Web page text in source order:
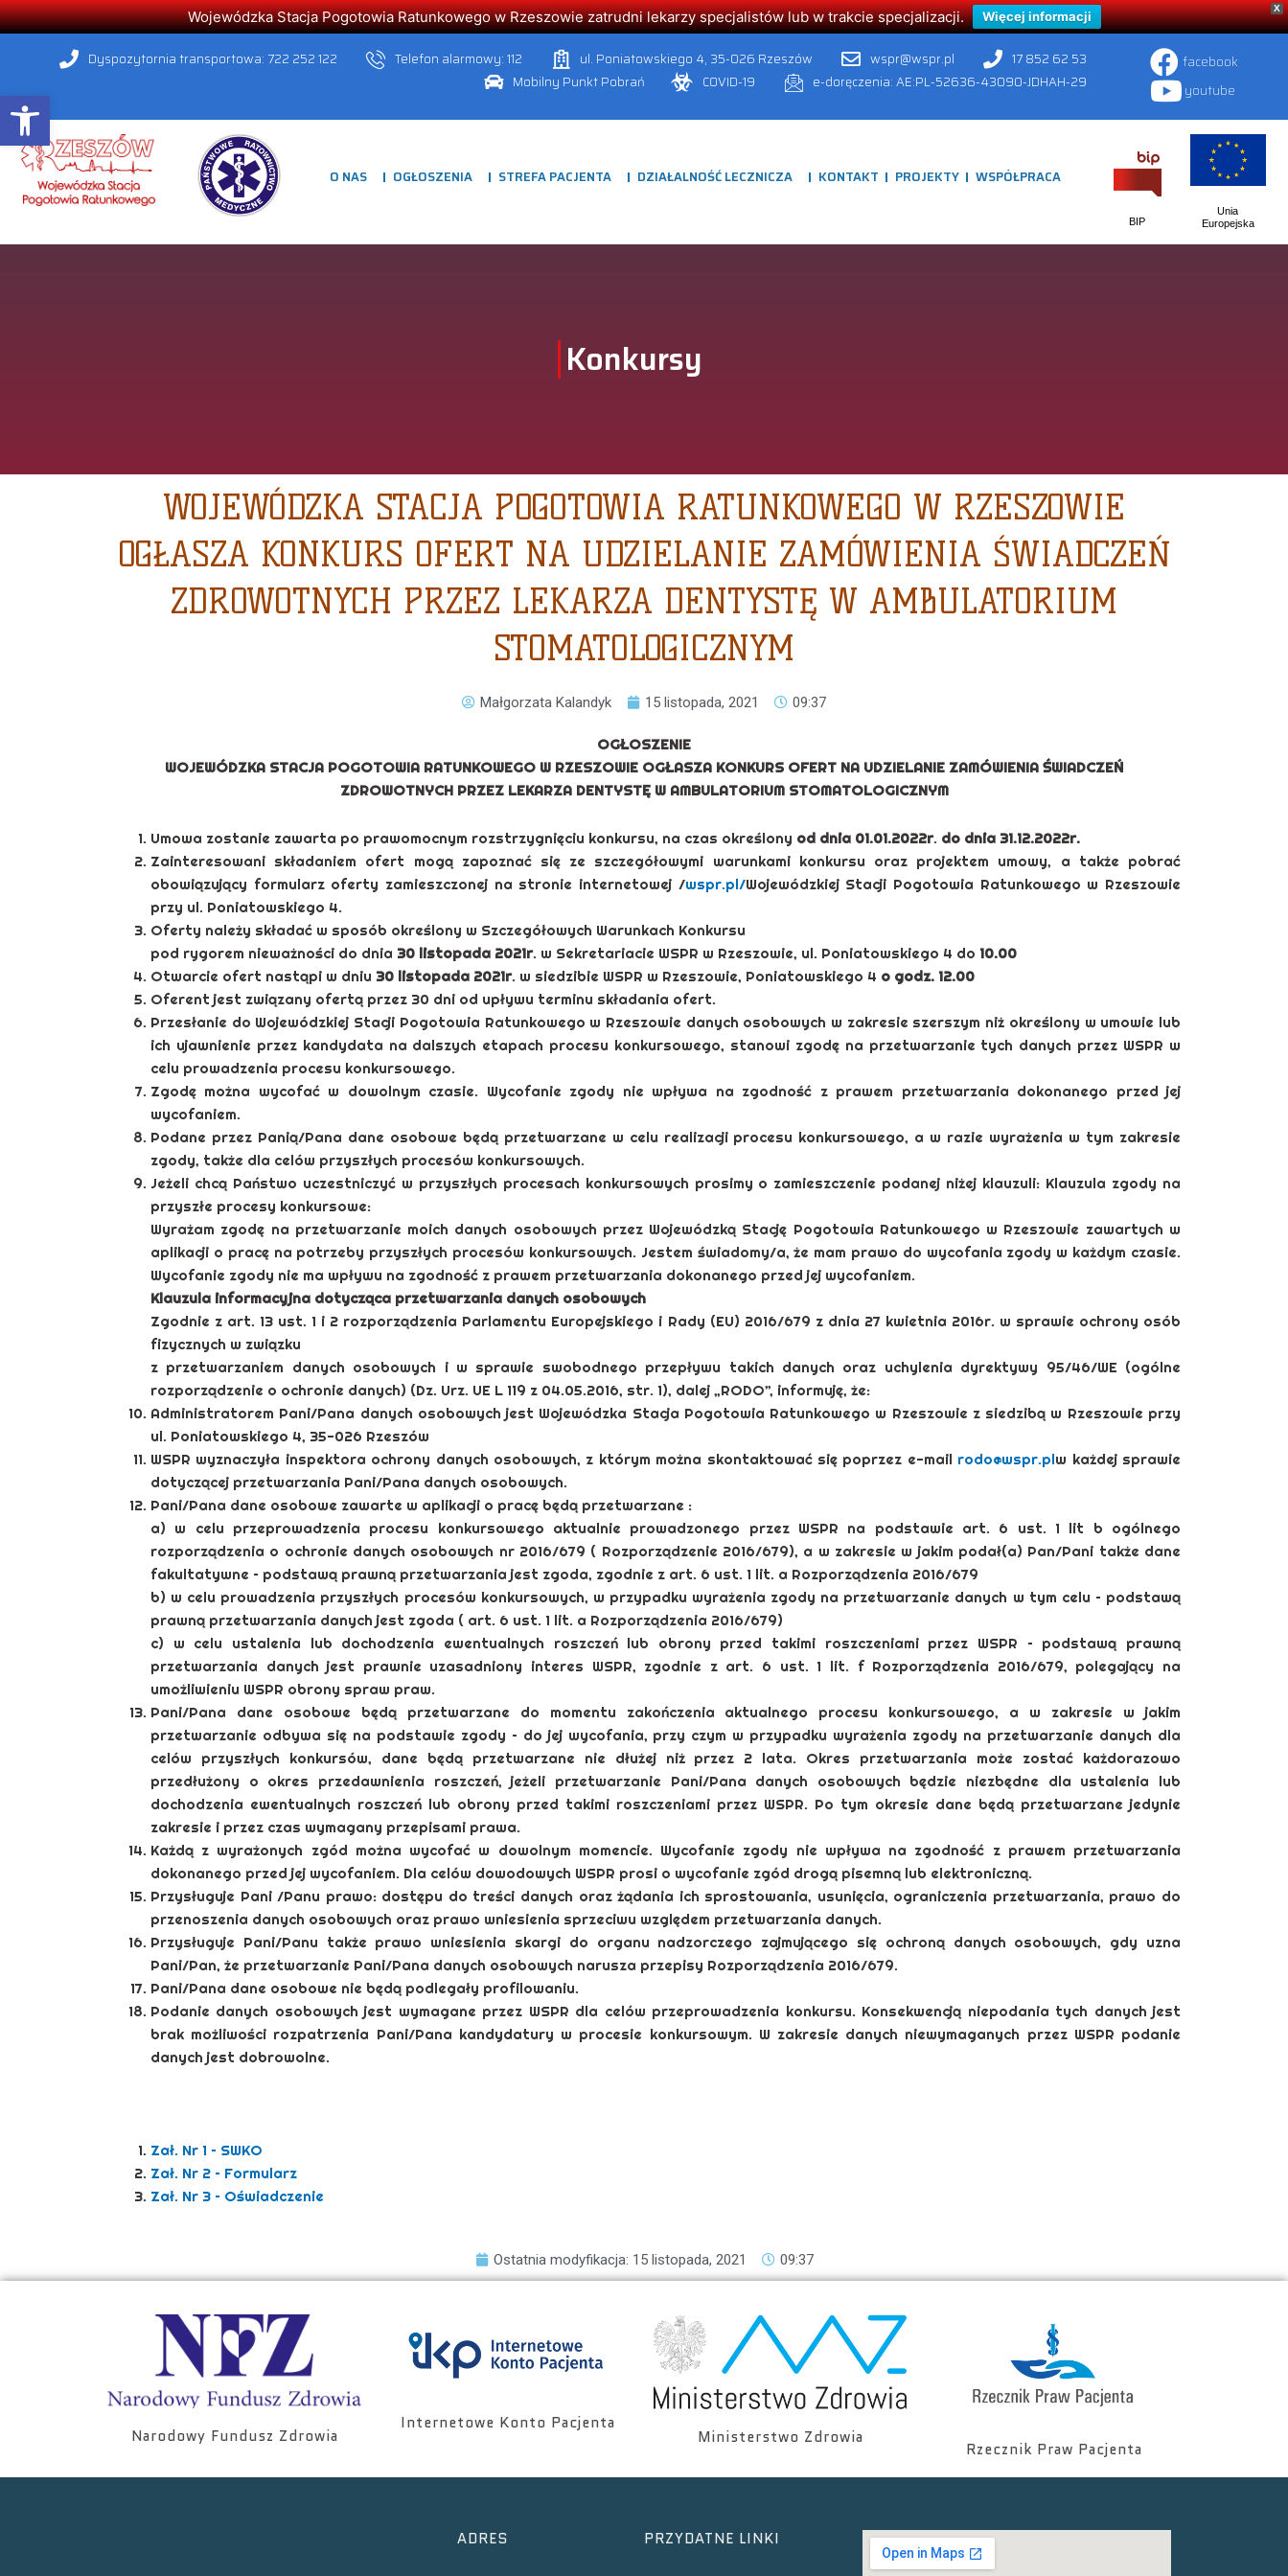
Open toolbar
X
Wojewódzka Stacja Pogotowia Ratunkowego w Rzeszowie zatrudni lekarzy specjalistów lub w trakcie specjalizacji. Więcej informacji
Dyspozytornia transportowa: 722 252 122 Telefon alarmowy: 112 ul. Poniatowskiego 4, 35-026 Rzeszów wspr@wspr.pl
17 852 62 53
Mobilny Punkt Pobrań
COVID-19 e-doręczenia: AE:PL-52636-43090-JDHAH-29
facebook
youtube
O NAS OGŁOSZENIA STREFA PACJENTA DZIAŁALNOŚĆ LECZNICZA KONTAKT PROJEKTY WSPÓŁPRACA
BIP
Unia
Europejska
Konkursy
WOJEWÓDZKA STACJA POGOTOWIA RATUNKOWEGO W RZESZOWIE
OGŁASZA KONKURS OFERT NA UDZIELANIE ZAMÓWIENIA ŚWIADCZEŃ
ZDROWOTNYCH PRZEZ LEKARZA DENTYSTĘ W AMBULATORIUM
STOMATOLOGICZNYM
Małgorzata Kalandyk 15 listopada, 2021 09:37
OGŁOSZENIE
WOJEWÓDZKA STACJA POGOTOWIA RATUNKOWEGO W RZESZOWIE OGŁASZA KONKURS OFERT NA UDZIELANIE ZAMÓWIENIA ŚWIADCZEŃ
ZDROWOTNYCH PRZEZ LEKARZA DENTYSTĘ W AMBULATORIUM STOMATOLOGICZNYM
Umowa zostanie zawarta po prawomocnym rozstrzygnięciu konkursu, na czas określony od dnia 01.01.2022r. do dnia 31.12.2022r.
Zainteresowani składaniem ofert mogą zapoznać się ze szczegółowymi warunkami konkursu oraz projektem umowy, a także pobrać
obowiązujący formularz oferty zamieszczonej na stronie internetowej /wspr.pl/Wojewódzkiej Stacji Pogotowia Ratunkowego w Rzeszowie
przy ul. Poniatowskiego 4.
Oferty należy składać w sposób określony w Szczegółowych Warunkach Konkursu
pod rygorem nieważności do dnia 30 listopada 2021r. w Sekretariacie WSPR w Rzeszowie, ul. Poniatowskiego 4 do 10.00
Otwarcie ofert nastąpi w dniu 30 listopada 2021r. w siedzibie WSPR w Rzeszowie, Poniatowskiego 4 o godz. 12.00
Oferent jest związany ofertą przez 30 dni od upływu terminu składania ofert.
Przesłanie do Wojewódzkiej Stacji Pogotowia Ratunkowego w Rzeszowie danych osobowych w zakresie szerszym niż określony w umowie lub
ich ujawnienie przez kandydata na dalszych etapach procesu konkursowego, stanowi zgodę na przetwarzanie tych danych przez WSPR w
celu prowadzenia procesu konkursowego.
Zgodę można wycofać w dowolnym czasie. Wycofanie zgody nie wpływa na zgodność z prawem przetwarzania dokonanego przed jej
wycofaniem.
Podane przez Panią/Pana dane osobowe będą przetwarzane w celu realizacji procesu konkursowego, a w razie wyrażenia w tym zakresie
zgody, także dla celów przyszłych procesów konkursowych.
Jeżeli chcą Państwo uczestniczyć w przyszłych procesach konkursowych prosimy o zamieszczenie podanej niżej klauzuli: Klauzula zgody na
przyszłe procesy konkursowe:
Wyrażam zgodę na przetwarzanie moich danych osobowych przez Wojewódzką Stację Pogotowia Ratunkowego w Rzeszowie zawartych w
aplikacji o pracę na potrzeby przyszłych procesów konkursowych. Jestem świadomy/a, że mam prawo do wycofania zgody w każdym czasie.
Wycofanie zgody nie ma wpływu na zgodność z prawem przetwarzania dokonanego przed jej wycofaniem.
Klauzula informacyjna dotycząca przetwarzania danych osobowych
Zgodnie z art. 13 ust. 1 i 2 rozporządzenia Parlamentu Europejskiego i Rady (EU) 2016/679 z dnia 27 kwietnia 2016r. w sprawie ochrony osób
fizycznych w związku
z przetwarzaniem danych osobowych i w sprawie swobodnego przepływu takich danych oraz uchylenia dyrektywy 95/46/WE (ogólne
rozporządzenie o ochronie danych) (Dz. Urz. UE L 119 z 04.05.2016, str. 1), dalej „RODO”, informuję, że:
Administratorem Pani/Pana danych osobowych jest Wojewódzka Stacja Pogotowia Ratunkowego w Rzeszowie z siedzibą w Rzeszowie przy
ul. Poniatowskiego 4, 35-026 Rzeszów
WSPR wyznaczyła inspektora ochrony danych osobowych, z którym można skontaktować się poprzez e-mail rodo@wspr.plw każdej sprawie
dotyczącej przetwarzania Pani/Pana danych osobowych.
Pani/Pana dane osobowe zawarte w aplikacji o pracę będą przetwarzane :
a) w celu przeprowadzenia procesu konkursowego aktualnie prowadzonego przez WSPR na podstawie art. 6 ust. 1 lit b ogólnego
rozporządzenia o ochronie danych osobowych nr 2016/679 ( Rozporządzenie 2016/679), a w zakresie w jakim podał(a) Pan/Pani także dane
fakultatywne – podstawą prawną przetwarzania jest zgoda, zgodnie z art. 6 ust. 1 lit. a Rozporządzenia 2016/679
b) w celu prowadzenia przyszłych procesów konkursowych, w przypadku wyrażenia zgody na przetwarzanie danych w tym celu – podstawą
prawną przetwarzania danych jest zgoda ( art. 6 ust. 1 lit. a Rozporządzenia 2016/679)
c) w celu ustalenia lub dochodzenia ewentualnych roszczeń lub obrony przed takimi roszczeniami przez WSPR – podstawą prawną
przetwarzania danych jest prawnie uzasadniony interes WSPR, zgodnie z art. 6 ust. 1 lit. f Rozporządzenia 2016/679, polegający na
umożliwieniu WSPR obrony spraw praw.
Pani/Pana dane osobowe będą przetwarzane do momentu zakończenia aktualnego procesu konkursowego, a w zakresie w jakim
przetwarzanie odbywa się na podstawie zgody – do jej wycofania, przy czym w przypadku wyrażenia zgody na przetwarzanie danych dla
celów przyszłych konkursów, dane będą przetwarzane nie dłużej niż przez 2 lata. Okres przetwarzania może zostać każdorazowo
przedłużony o okres przedawnienia roszczeń, jeżeli przetwarzanie Pani/Pana danych osobowych będzie niezbędne dla ustalenia lub
dochodzenia ewentualnych roszczeń lub obrony przed takimi roszczeniami przez WSPR. Po tym okresie dane będą przetwarzane jedynie
zakresie i przez czas wymagany przepisami prawa.
Każdą z wyrażonych zgód można wycofać w dowolnym momencie. Wycofanie zgody nie wpływa na zgodność z prawem przetwarzania
dokonanego przed jej wycofaniem. Dla celów dowodowych WSPR prosi o wycofanie zgód drogą pisemną lub elektroniczną.
Przysługuje Pani /Panu prawo: dostępu do treści danych oraz żądania ich sprostowania, usunięcia, ograniczenia przetwarzania, prawo do
przenoszenia danych osobowych oraz prawo wniesienia sprzeciwu względem przetwarzania danych.
Przysługuje Pani/Panu także prawo wniesienia skargi do organu nadzorczego zajmującego się ochroną danych osobowych, gdy uzna
Pani/Pan, że przetwarzanie Pani/Pana danych osobowych narusza przepisy Rozporządzenia 2016/679.
Pani/Pana dane osobowe nie będą podlegały profilowaniu.
Podanie danych osobowych jest wymagane przez WSPR dla celów przeprowadzenia konkursu. Konsekwencją niepodania tych danych jest
brak możliwości rozpatrzenia Pani/Pana kandydatury w procesie konkursowym. W zakresie danych niewymaganych przez WSPR podanie
danych jest dobrowolne.
Zał. Nr 1 – SWKO
Zał. Nr 2 – Formularz
Zał. Nr 3 – Oświadczenie
Ostatnia modyfikacja: 15 listopada, 2021 09:37
Narodowy Fundusz Zdrowia
Internetowe Konto Pacjenta
Ministerstwo Zdrowia
Rzecznik Praw Pacjenta
ADRES PRZYDATNE LINKI